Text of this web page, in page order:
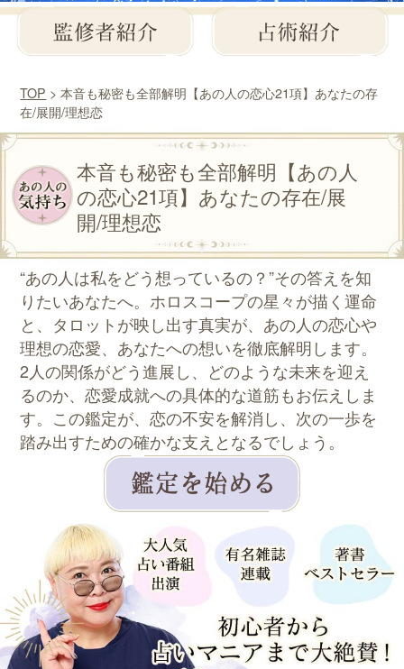
TOP > 本音も秘密も全部解明【あの人の恋心21項】あなたの存
在/展開/理想恋
本音も秘密も全部解明【あの人
の恋心21項】あなたの存在/展
開/理想恋
“あの人は私をどう想っているの？”その答えを知
りたいあなたへ。ホロスコープの星々が描く運命
と、タロットが映し出す真実が、あの人の恋心や
理想の恋愛、あなたへの想いを徹底解明します。
2人の関係がどう進展し、どのような未来を迎え
るのか、恋愛成就への具体的な道筋もお伝えしま
す。この鑑定が、恋の不安を解消し、次の一歩を
踏み出すための確かな支えとなるでしょう。